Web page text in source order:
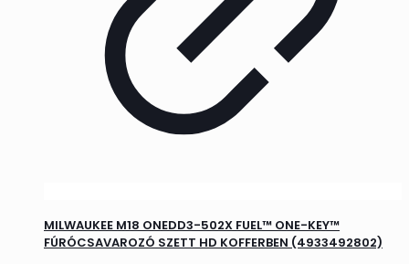
MILWAUKEE M18 ONEDD3-502X FUEL™ ONE-KEY™
FÚRÓCSAVAROZÓ SZETT HD KOFFERBEN (4933492802)